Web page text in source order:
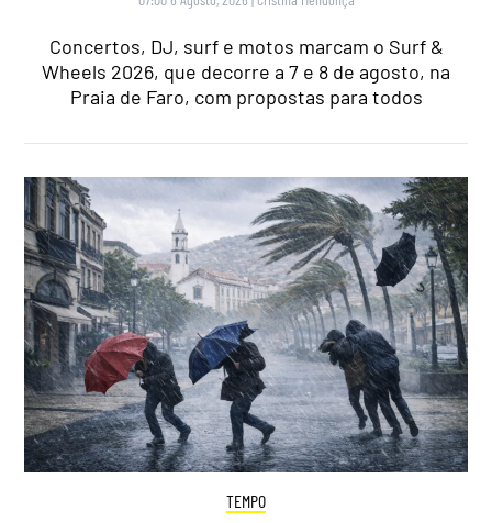
Concertos, DJ, surf e motos marcam o Surf &
Wheels 2026, que decorre a 7 e 8 de agosto, na
Praia de Faro, com propostas para todos
TEMPO